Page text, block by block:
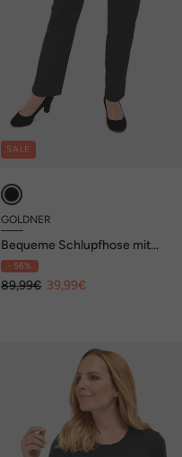
SALE
GOLDNER
Bequeme Schlupfhose mit
Stretchbund
- 56%
89,99€ 39,99€